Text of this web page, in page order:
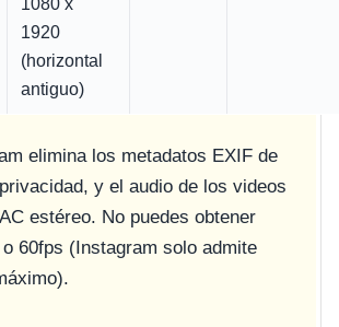
1920
(horizontal
antiguo)
elimina los metadatos EXIF de
y el audio de los videos
estéreo. No puedes obtener
60fps (Instagram solo admite